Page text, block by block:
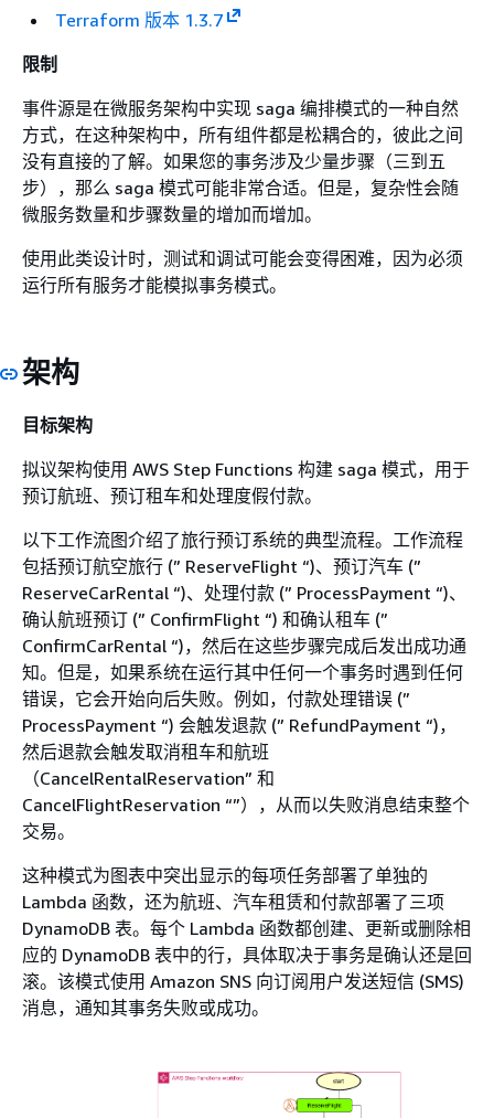
Terraform 版本 1.3.7
限制
事件源是在微服务架构中实现 saga 编排模式的一种自然
方式，在这种架构中，所有组件都是松耦合的，彼此之间
没有直接的了解。如果您的事务涉及少量步骤（三到五
步），那么 saga 模式可能非常合适。但是，复杂性会随
微服务数量和步骤数量的增加而增加。
使用此类设计时，测试和调试可能会变得困难，因为必须
运行所有服务才能模拟事务模式。
架构
目标架构
拟议架构使用 AWS Step Functions 构建 saga 模式，用于
预订航班、预订租车和处理度假付款。
以下工作流图介绍了旅行预订系统的典型流程。工作流程
包括预订航空旅行 (” ReserveFlight “)、预订汽车 (”
ReserveCarRental “)、处理付款 (” ProcessPayment “)、
确认航班预订 (” ConfirmFlight “) 和确认租车 (”
ConfirmCarRental “)，然后在这些步骤完成后发出成功通
知。但是，如果系统在运行其中任何一个事务时遇到任何
错误，它会开始向后失败。例如，付款处理错误 (”
ProcessPayment “) 会触发退款 (” RefundPayment “)，
然后退款会触发取消租车和航班
（CancelRentalReservation” 和
CancelFlightReservation “”），从而以失败消息结束整个
交易。
这种模式为图表中突出显示的每项任务部署了单独的
Lambda 函数，还为航班、汽车租赁和付款部署了三项
DynamoDB 表。每个 Lambda 函数都创建、更新或删除相
应的 DynamoDB 表中的行，具体取决于事务是确认还是回
滚。该模式使用 Amazon SNS 向订阅用户发送短信 (SMS)
消息，通知其事务失败或成功。